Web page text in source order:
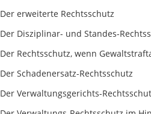
Der erweiterte Rechtsschutz
Der Disziplinar- und Standes-
Der Rechtsschutz, wenn
Der Schadenersatz-Rechtsschutz
Der Verwaltungsgerichts-